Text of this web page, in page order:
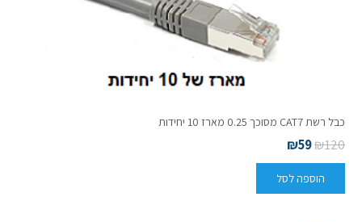
כבל רשת CAT7 מסוכך 0.25 מארז 10 יחידות
₪120
₪59
הוספה לסל